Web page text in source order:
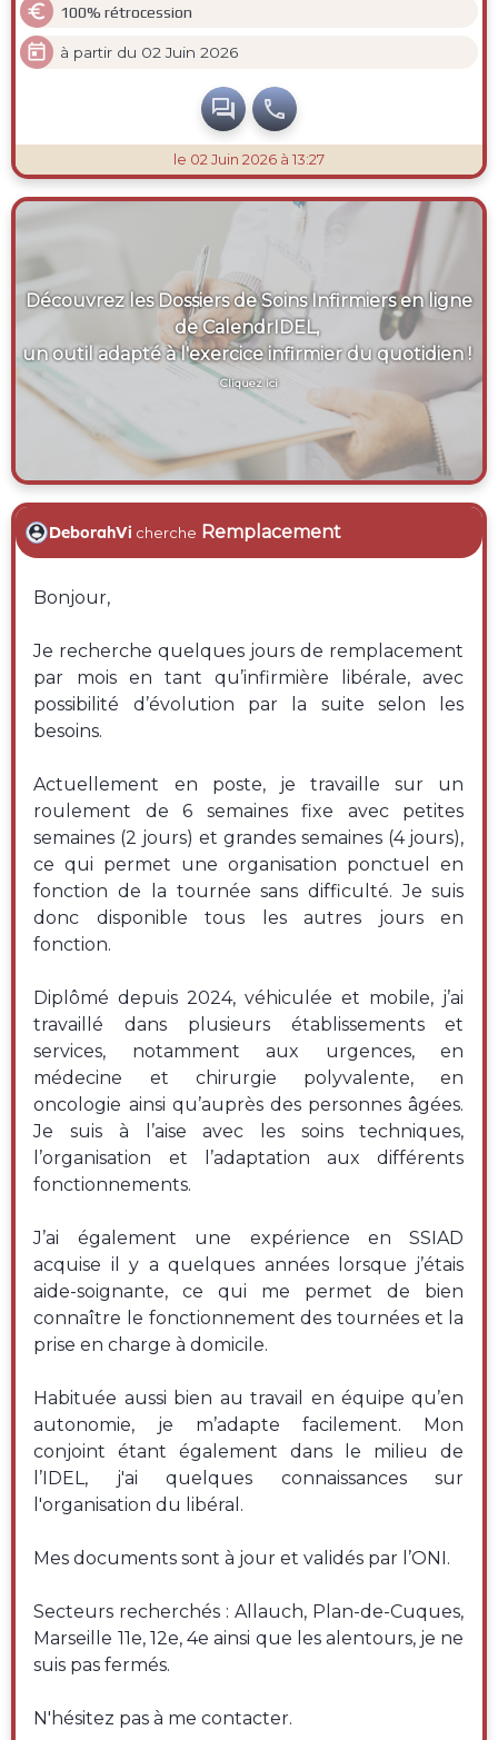
 100% rétrocession
 à partir du 02 Juin 2026
 
le 02 Juin 2026 à 13:27
Découvrez les Dossiers de Soins Infirmiers en ligne
de CalendrIDEL,
un outil adapté à l'exercice infirmier du quotidien !
Cliquez ici
DeborahVi cherche Remplacement
Bonjour,
Je recherche quelques jours de remplacement
par mois en tant qu’infirmière libérale, avec
possibilité d’évolution par la suite selon les
besoins.
Actuellement en poste, je travaille sur un
roulement de 6 semaines fixe avec petites
semaines (2 jours) et grandes semaines (4 jours),
ce qui permet une organisation ponctuel en
fonction de la tournée sans difficulté. Je suis
donc disponible tous les autres jours en
fonction.
Diplômé depuis 2024, véhiculée et mobile, j’ai
travaillé dans plusieurs établissements et
services, notamment aux urgences, en
médecine et chirurgie polyvalente, en
oncologie ainsi qu’auprès des personnes âgées.
Je suis à l’aise avec les soins techniques,
l’organisation et l’adaptation aux différents
fonctionnements.
J’ai également une expérience en SSIAD
acquise il y a quelques années lorsque j’étais
aide-soignante, ce qui me permet de bien
connaître le fonctionnement des tournées et la
prise en charge à domicile.
Habituée aussi bien au travail en équipe qu’en
autonomie, je m’adapte facilement. Mon
conjoint étant également dans le milieu de
l’IDEL, j'ai quelques connaissances sur
l'organisation du libéral.
Mes documents sont à jour et validés par l’ONI.
Secteurs recherchés : Allauch, Plan-de-Cuques,
Marseille 11e, 12e, 4e ainsi que les alentours, je ne
suis pas fermés.
N'hésitez pas à me contacter.